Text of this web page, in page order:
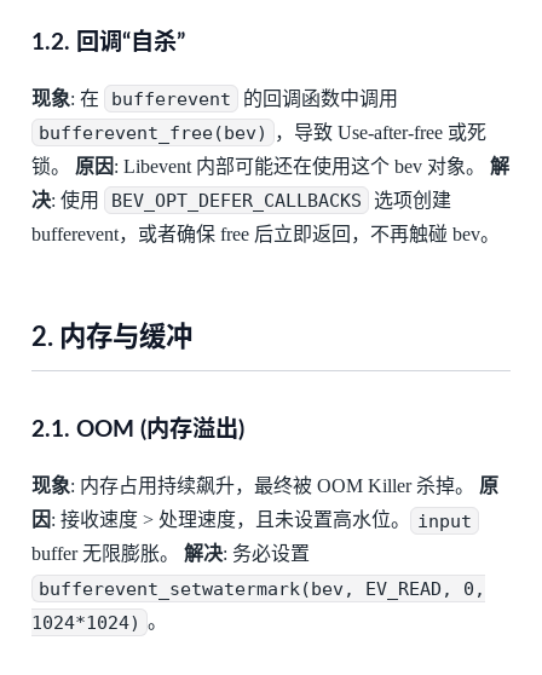
1.2. 回调“自杀”
现象: 在 bufferevent 的回调函数中调用
bufferevent_free(bev)
，导致 Use-after-free 或死
锁。 原因: Libevent 内部可能还在使用这个 bev 对象。 解
决: 使用 BEV_OPT_DEFER_CALLBACKS
选项创建
bufferevent，或者确保 free 后立即返回，不再触碰 bev。
2. 内存与缓冲
2.1. OOM (内存溢出)
现象: 内存占用持续飙升，最终被 OOM Killer 杀掉。 原
因: 接收速度 > 处理速度，且未设置高水位。 input
buffer 无限膨胀。 解决: 务必设置
bufferevent_setwatermark(bev, EV_READ, 0,
1024*1024) 。